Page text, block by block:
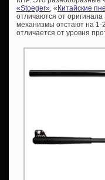
«Stoeger», « Китайские
отличаются от
механизмы отстают на 1-
отличается от уровня